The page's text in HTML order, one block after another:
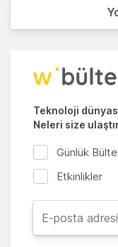
Teknoloji
Neleri size
Günlük
Etkinlikler